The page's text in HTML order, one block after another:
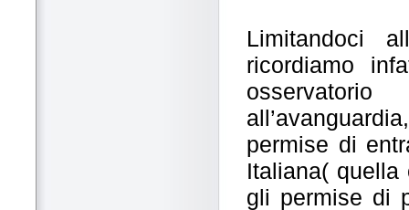
Limitandoci
ricordiamo
permise di
Italiana( quella
gli permise di